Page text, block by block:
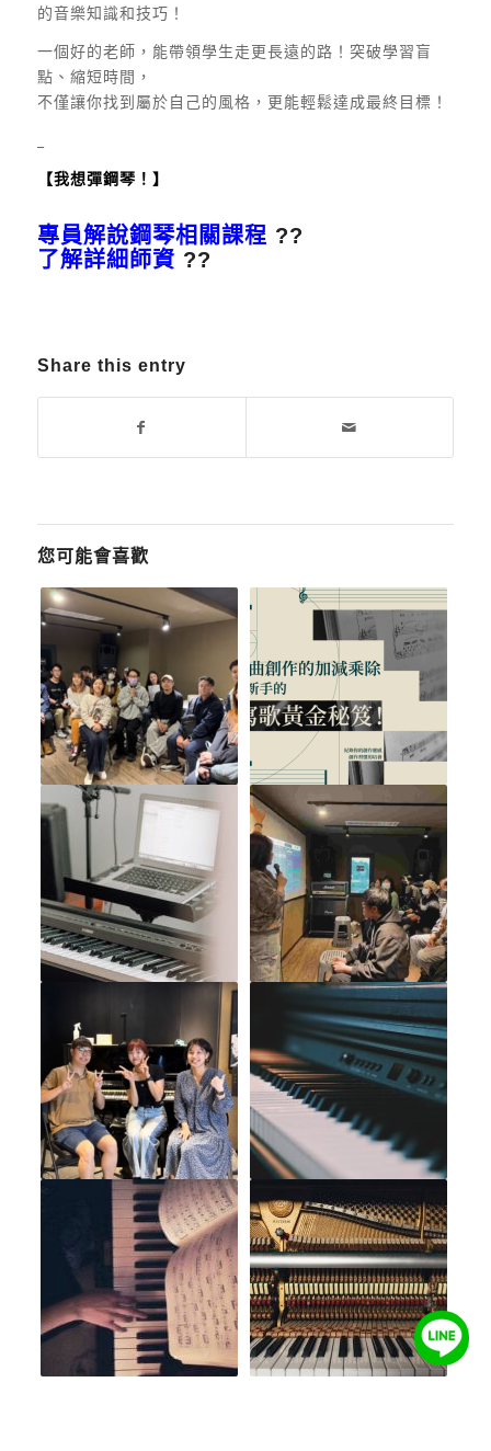
的音樂知識和技巧！
一個好的老師，能帶領學生走更長遠的路！突破學習盲
點、縮短時間，
不僅讓你找到屬於自己的風格，更能輕鬆達成最終目標！
【我想彈鋼琴！】
專員解說鋼琴相關課程 ??
了解詳細師資??
Share this entry
您可能會喜歡